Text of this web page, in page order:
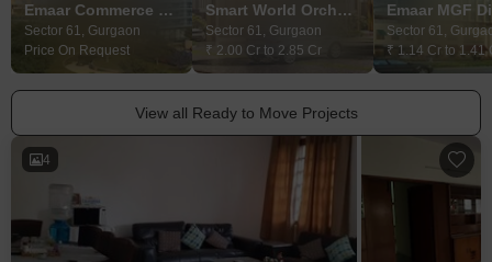
Emaar Commerce Park
Sector 61, Gurgaon
Price On Request
Smart World Orchard
Sector 61, Gurgaon
₹ 2.00 Cr to 2.85 Cr
Sector 61,
₹ 1.14 Cr to 1.41
View all Ready to Move Projects
4